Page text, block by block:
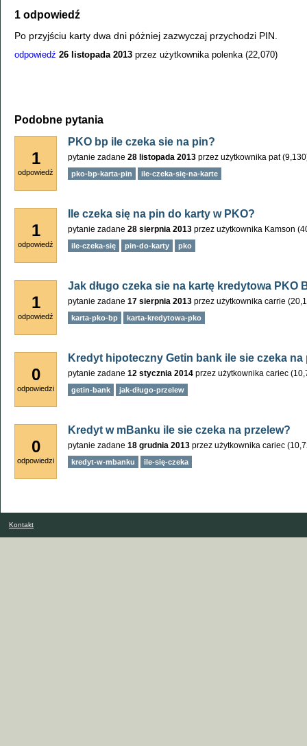
1 odpowiedź
Po przyjściu karty dwa dni póżniej zazwyczaj przychodzi PIN.
odpowiedź 26 listopada 2013 przez użytkownika polenka (22,070)
Podobne pytania
1
odpowiedź
PKO bp ile czeka sie na pin?
pytanie zadane 28 listopada 2013 przez użytkownika pat (9,130
pko-bp-karta-pin ile-czeka-się-na-karte
1
odpowiedź
Ile czeka się na pin do karty w PKO?
pytanie zadane 28 sierpnia 2013 przez użytkownika Kamson (
ile-czeka-się pin-do-karty pko
1
odpowiedź
Jak długo czeka sie na kartę kredytowa PKO
pytanie zadane 17 sierpnia 2013 przez użytkownika carrie (
karta-pko-bp karta-kredytowa-pko
0
odpowiedzi
Kredyt hipoteczny Getin bank ile sie czeka na
pytanie zadane 12 stycznia 2014 przez użytkownika cariec (
getin-bank jak-długo-przelew
0
odpowiedzi
Kredyt w mBanku ile sie czeka na przelew?
pytanie zadane 18 grudnia 2013 przez użytkownika cariec (
kredyt-w-mbanku ile-się-czeka
Kontakt